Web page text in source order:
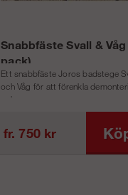
Snabbfäste Svall &
pack)
Ett snabbfäste Joros badstege
och Våg för att förenkla
och m...
fr. 750 kr